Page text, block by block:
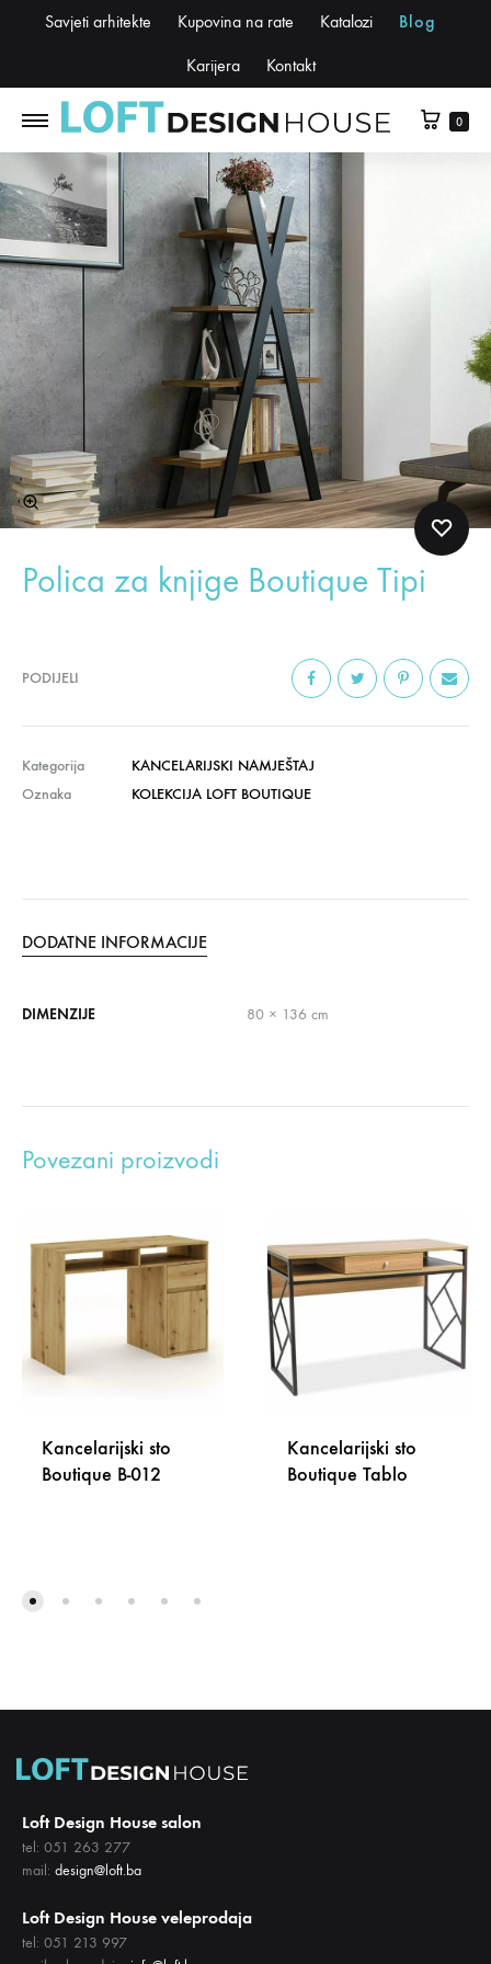
Savjeti arhitekte Kupovina na rate Katalozi Blog
Karijera Kontakt
0
Polica za knjige Boutique Tipi
PODIJELI
Kategorija
KANCELARIJSKI NAMJEŠTAJ
Oznaka
KOLEKCIJA LOFT BOUTIQUE
DODATNE INFORMACIJE
DIMENZIJE 80 × 136 cm
Povezani proizvodi
Kancelarijski sto
Boutique B-012
Kancelarijski sto
Boutique Tablo
Loft Design House salon
tel: 051 263 277
mail: design@loft.ba
Loft Design House veleprodaja
tel: 051 213 997